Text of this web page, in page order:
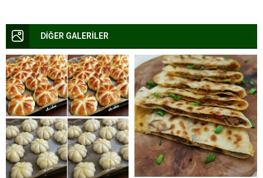
DİĞER GALERİLER